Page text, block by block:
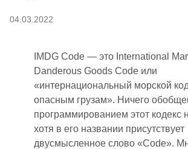
04.03.2022
IMDG Code — это International
Danderous Goods Code или
«интернациональный морской
опасным грузам». Ничего
программированием этот кодекс
хотя в его названии присутствует
двусмысленное слово «Code».